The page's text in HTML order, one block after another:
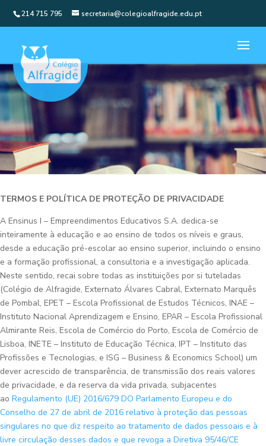
214 715 795 secretaria@colegioalfragide.edu.pt
TERMOS E POLÍTICA DE PROTEÇÃO DE PRIVACIDADE
A Ensinus I – Empreendimentos Educativos S.A. dedica-se
inteiramente à educação e ao ensino de todos os níveis e graus,
desde a educação pré-escolar ao ensino superior, incluindo o ensino
e a formação profissional, a consultoria e a investigação aplicada.
Neste sentido, recai sobre todas as instituições por si tuteladas
(Colégio de Alfragide, Externato Álvares Cabral, Externato Marquês
de Pombal, EPET – Escola Profissional de Estudos Técnicos, INAE –
Instituto Nacional Aprendizagem e Ensino, EPAR – Escola Profissional
Almirante Reis, Escola de Comércio do Porto, Escola de Comércio de
Lisboa, INETE – Instituto de Educação Técnica, IPT – Instituto das
Profissões e Tecnologias, e ISG – Business & Economics School) um
dever acrescido de transparência, de transmissão dos reais valores
de privacidade, e da reserva da vida privada, subjacentes
ao Regulamento (UE) 2016/679 DO Parlamento Europeu e do
Conselho de 27 de abril de 2016 relativo à proteção das pessoas
singulares no que diz respeito ao tratamento de dados pessoais e à
livre circulação desses dados e que revoga a Diretiva 95/46/CE